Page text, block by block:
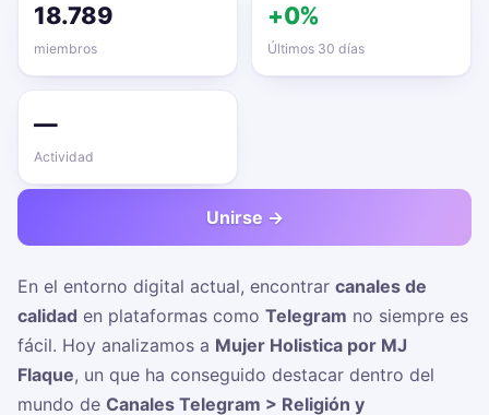
18.789
miembros
+0%
Últimos 30 días
—
Actividad
Unirse →
En el entorno digital actual, encontrar canales de
calidad en plataformas como Telegram no siempre es
fácil. Hoy analizamos a Mujer Holistica por MJ
Flaque, un que ha conseguido destacar dentro del
mundo de Canales Telegram > Religión y